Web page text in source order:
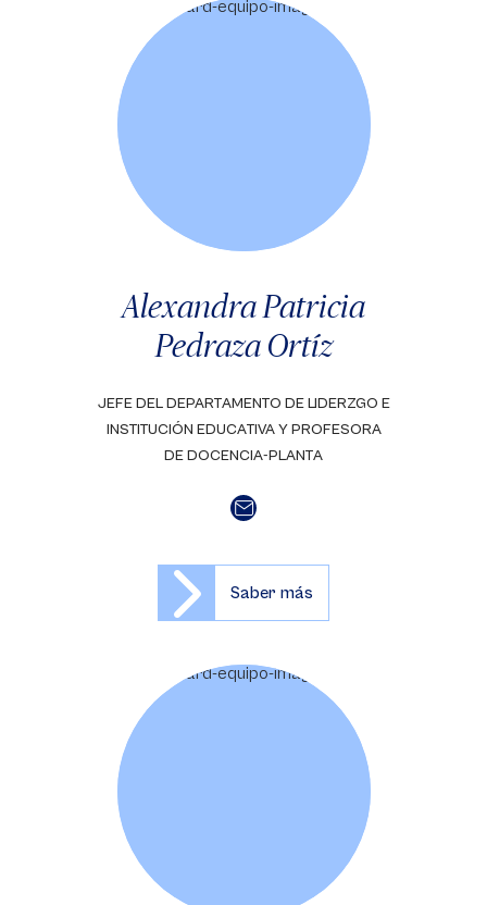
Alexandra Patricia
Pedraza Ortíz
JEFE DEL DEPARTAMENTO DE LIDERZGO E
INSTITUCIÓN EDUCATIVA Y PROFESORA
DE DOCENCIA-PLANTA
Saber más